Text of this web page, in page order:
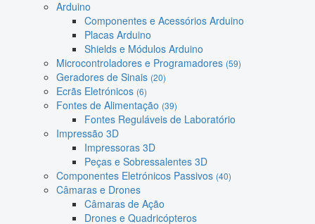
Arduino
Componentes e Acessórios Arduino
Placas Arduino
Shields e Módulos Arduino
Microcontroladores e Programadores (59)
Geradores de Sinais (20)
Ecrãs Eletrónicos (6)
Fontes de Alimentação (39)
Fontes Reguláveis de Laboratório
Impressão 3D
Impressoras 3D
Peças e Sobressalentes 3D
Componentes Eletrónicos Passivos (40)
Câmaras e Drones
Câmaras de Ação
Drones e Quadricópteros